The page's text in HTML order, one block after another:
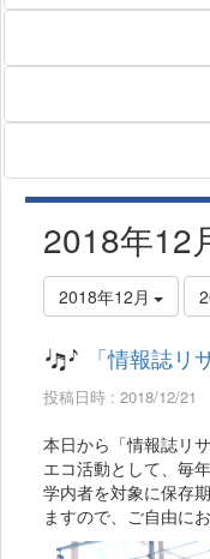
2018年12
2018年12月
「情報誌
投稿日時 : 2018/12/21
本日から「情報誌リ
エコ活動として、毎
学内者を対象に保存
ますので、ご自由に